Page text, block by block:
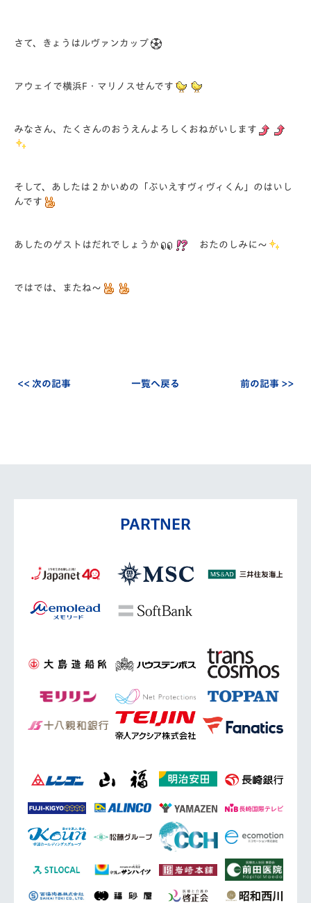
さて、きょうはルヴァンカップ
アウェイで横浜F・マリノスせんです
みなさん、たくさんのおうえんよろしくおねがいします
そして、あしたは２かいめの「ぶいえすヴィヴィくん」のはいし
んです
あしたのゲストはだれでしょうか おたのしみに～
ではでは、またね～
<< 次の記事 一覧へ戻る 前の記事 >>
PARTNER